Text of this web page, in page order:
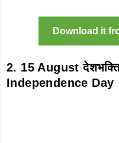
Download it
2. 15 August
Independence Day